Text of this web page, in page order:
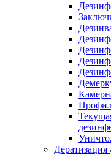
Дератизация